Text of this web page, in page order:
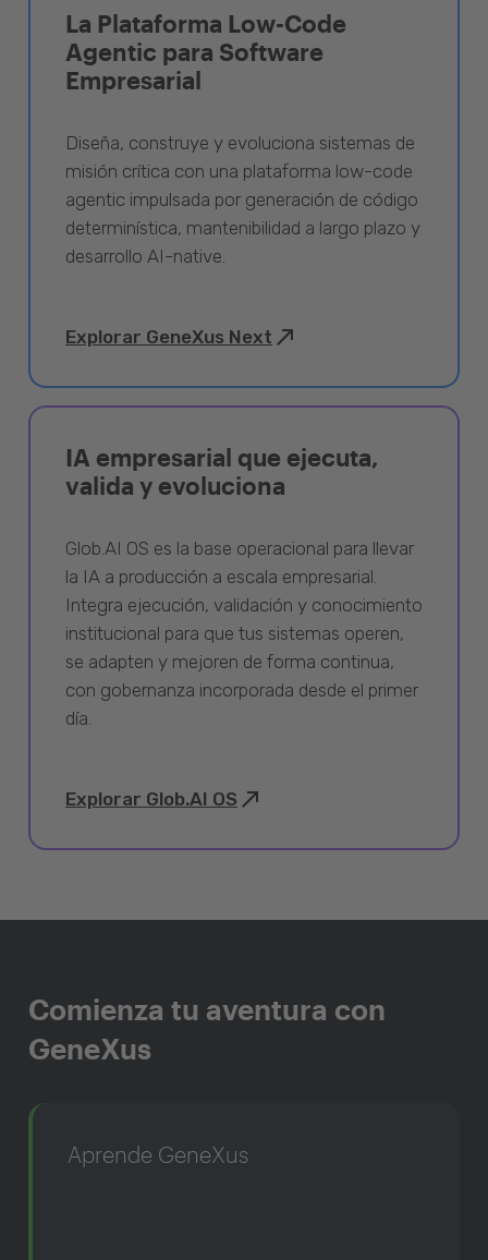
La Plataforma Low-Code
Agentic para Software
Empresarial
Diseña, construye y evoluciona sistemas de
misión crítica con una plataforma low-code
agentic impulsada por generación de código
determinística, mantenibilidad a largo plazo y
desarrollo AI-native.
Explorar GeneXus Next
IA empresarial que ejecuta,
valida y evoluciona
Glob.AI OS es la base operacional para llevar
la IA a producción a escala empresarial.
Integra ejecución, validación y conocimiento
institucional para que tus sistemas operen,
se adapten y mejoren de forma continua,
con gobernanza incorporada desde el primer
día.
Explorar Glob.AI OS
Comienza tu aventura con
GeneXus
Aprende GeneXus